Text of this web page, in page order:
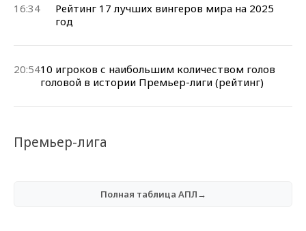
16:34
Рейтинг 17 лучших вингеров мира на 2025
год
20:5410 игроков с наибольшим количеством голов
головой в истории Премьер-лиги (рейтинг)
Премьер-лига
Полная таблица АПЛ→